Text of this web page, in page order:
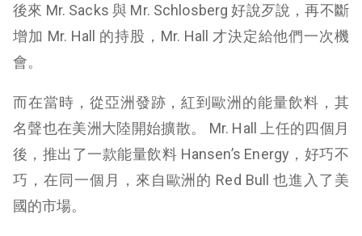
後來 Mr. Sacks 與 Mr. Schlosberg 好說歹說，再不斷
增加 Mr. Hall 的持股，Mr. Hall 才決定給他們一次機
會。
而在當時，從亞洲發跡，紅到歐洲的能量飲料，其
名聲也在美洲大陸開始擴散。 Mr. Hall 上任的四個月
後，推出了一款能量飲料 Hansen’s Energy，好巧不
巧，在同一個月，來自歐洲的 Red Bull 也進入了美
國的市場。